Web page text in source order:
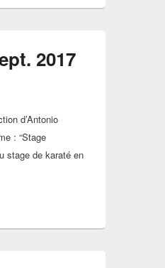
2017
d’Antonio
: “Stage
stage de karaté en